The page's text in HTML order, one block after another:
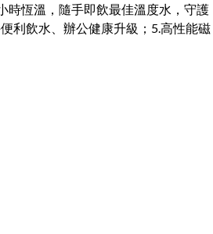
時恆溫，隨手即飲最佳溫度水，守護
利飲水、辦公健康升級；5.高性能磁